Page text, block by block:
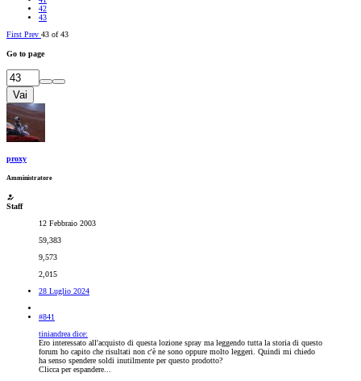
42
43
First Prev 43 of 43
Go to page
Vai
proxy
Amministratore
Staff
12 Febbraio 2003
59,383
9,573
2,015
28 Luglio 2024
#841
tiniandrea dice:
Ero interessato all'acquisto di questa lozione spray ma leggendo tutta la storia di questo
forum ho capito che risultati non c'è ne sono oppure molto leggeri. Quindi mi chiedo
ha senso spendere soldi inutilmente per questo prodotto?
Clicca per espandere...